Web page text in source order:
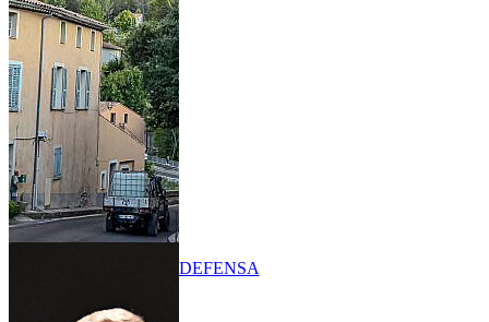
DEFENSA